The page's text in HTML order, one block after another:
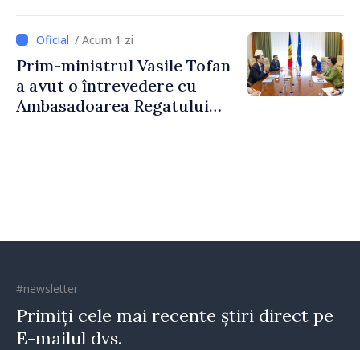
2027
/ Acum 1 zi
Prim-ministrul Vasile Tofan
a avut o întrevedere cu
Ambasadoarea Regatului
#newsletter
Primiți cele mai recente știri direct pe
E-mailul dvs.